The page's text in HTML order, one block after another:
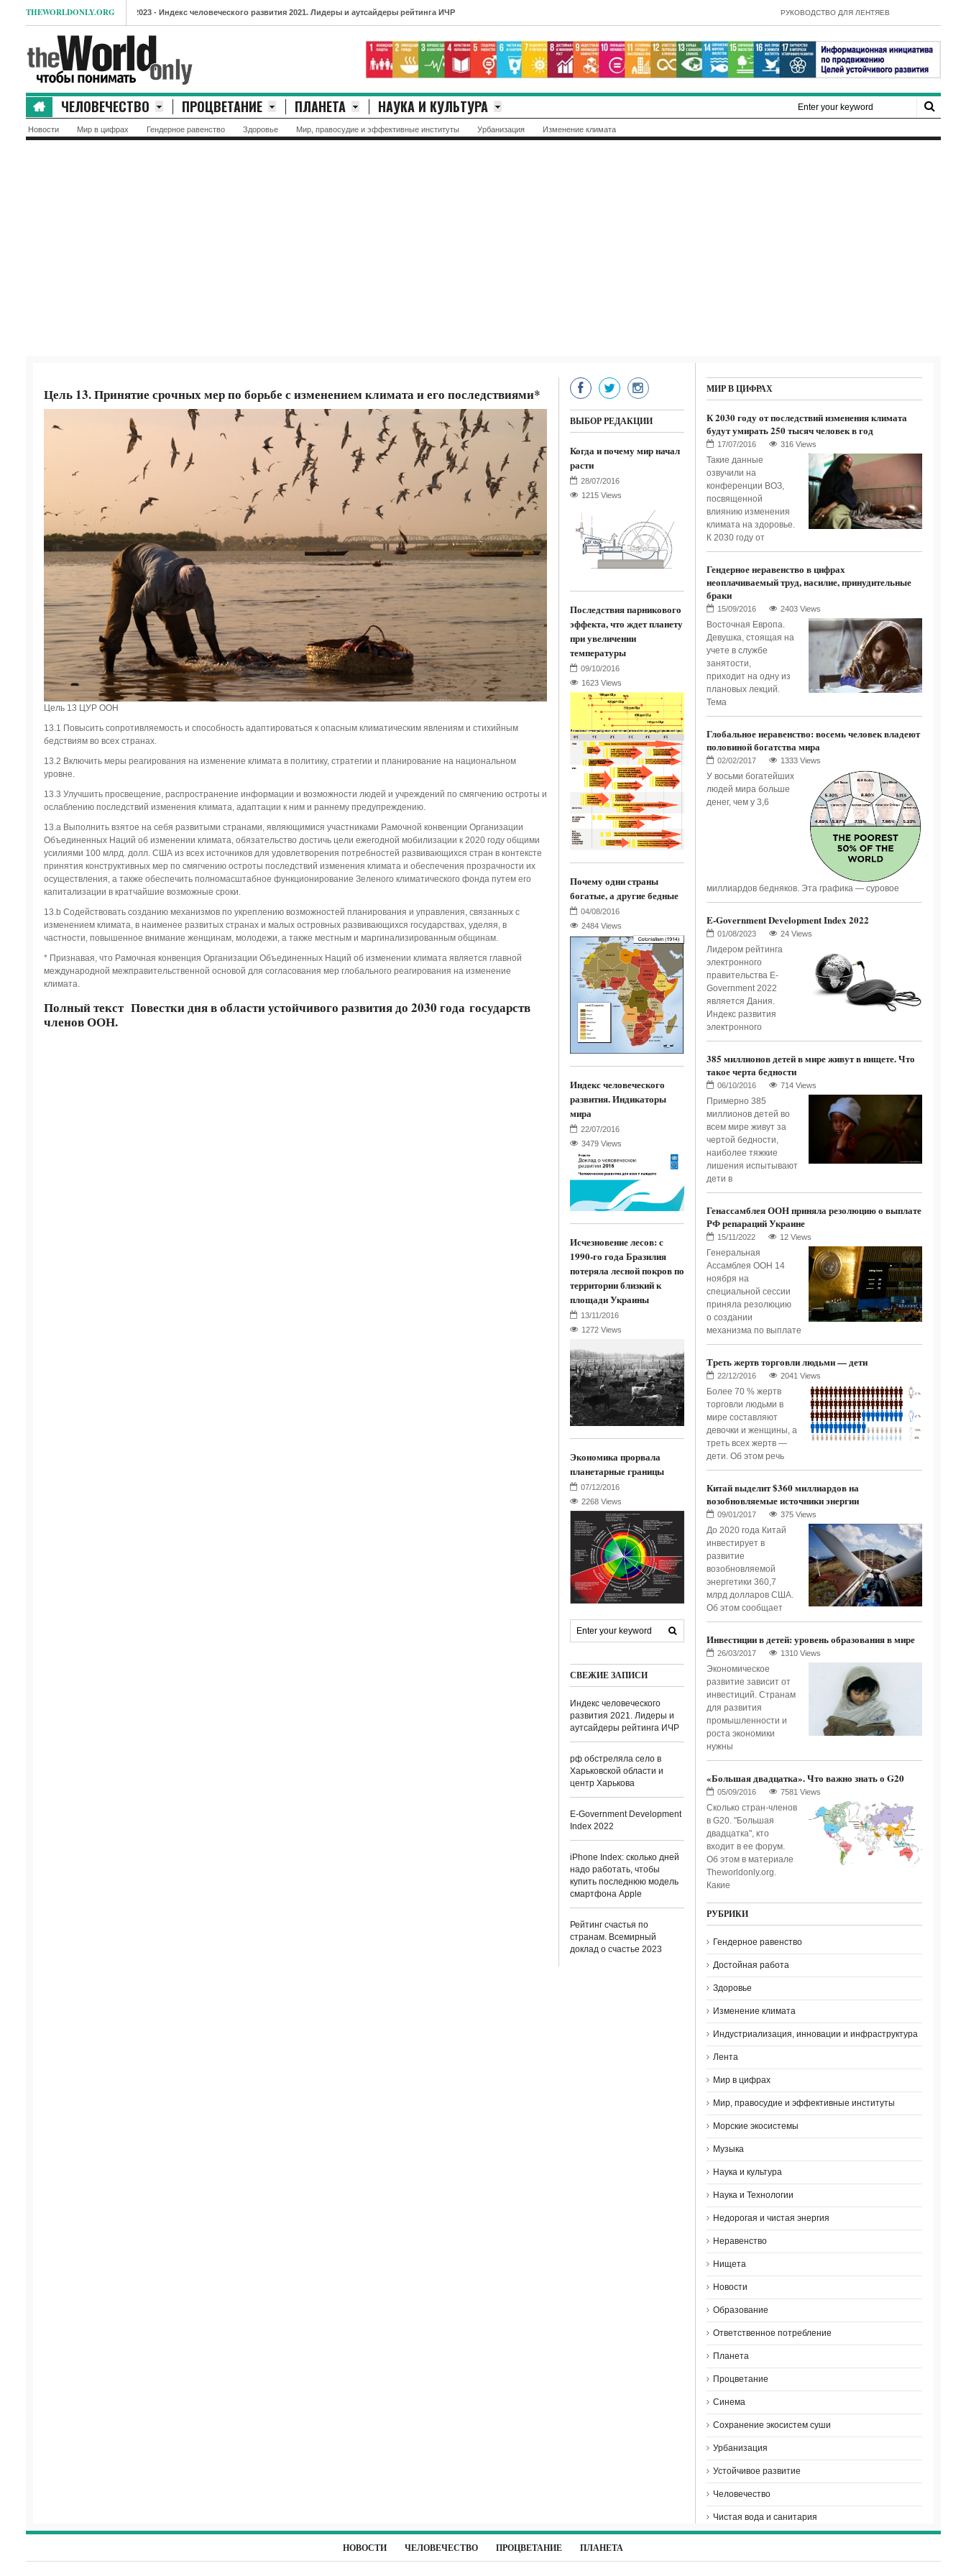
THEWORLDONLY.ORG- Индекс человеческого развития 2021. Лидеры и аутсайдеры рейтинга ИЧР - E-Government Development Index
РУКОВОДСТВО ДЛЯ ЛЕНТЯЕВ
ЧЕЛОВЕЧЕСТВО ПРОЦВЕТАНИЕ ПЛАНЕТА НАУКА И КУЛЬТУРА
Новости Мир в цифрах Гендерное равенство Здоровье Мир, правосудие и эффективные институты Урбанизация Изменение климата
Цель 13. Принятие срочных мер по борьбе с изменением климата и его последствиями*
Цель 13 ЦУР ООН
13.1 Повысить сопротивляемость и способность адаптироваться к опасным климатическим явлениям и стихийным
бедствиям во всех странах.
13.2 Включить меры реагирования на изменение климата в политику, стратегии и планирование на национальном
уровне.
13.3 Улучшить просвещение, распространение информации и возможности людей и учреждений по смягчению остроты и
ослаблению последствий изменения климата, адаптации к ним и раннему предупреждению.
13.а Выполнить взятое на себя развитыми странами, являющимися участниками Рамочной конвенции Организации
Объединенных Наций об изменении климата, обязательство достичь цели ежегодной мобилизации к 2020 году общими
усилиями 100 млрд. долл. США из всех источников для удовлетворения потребностей развивающихся стран в контексте
принятия конструктивных мер по смягчению остроты последствий изменения климата и обеспечения прозрачности их
осуществления, а также обеспечить полномасштабное функционирование Зеленого климатического фонда путем его
капитализации в кратчайшие возможные сроки.
13.b Содействовать созданию механизмов по укреплению возможностей планирования и управления, связанных с
изменением климата, в наименее развитых странах и малых островных развивающихся государствах, уделяя, в
частности, повышенное внимание женщинам, молодежи, а также местным и маргинализированным общинам.
* Признавая, что Рамочная конвенция Организации Объединенных Наций об изменении климата является главной
международной межправительственной основой для согласования мер глобального реагирования на изменение
климата.
Полный текст Повестки дня в области устойчивого развития до 2030 года государств
членов ООН.
ВЫБОР РЕДАКЦИИ
Когда и почему мир начал
расти
1215 Views
Последствия парникового
эффекта, что ждет планету
при увеличении
температуры
1623 Views
Почему одни страны
богатые, а другие бедные
2484 Views
Индекс человеческого
развития. Индикаторы
мира
3479 Views
Исчезновение лесов: с
1990-го года Бразилия
потеряла лесной покров по
территории близкий к
площади Украины
1272 Views
Экономика прорвала
планетарные границы
2268 Views
СВЕЖИЕ ЗАПИСИ
Индекс человеческого
развития 2021. Лидеры и
аутсайдеры рейтинга ИЧР
рф обстреляла село в
Харьковской области и
центр Харькова
E-Government Development
Index 2022
iPhone Index: сколько дней
надо работать, чтобы
купить последнюю модель
смартфона Apple
Рейтинг счастья по
странам. Всемирный
доклад о счастье 2023
МИР В ЦИФРАХ
К 2030 году от последствий изменения климата
будут умирать 250 тысяч человек в год
316 Views
Такие данные
озвучили на
конференции ВОЗ,
посвященной
влиянию изменения
климата на здоровье.
К 2030 году от
Гендерное неравенство в цифрах
неоплачиваемый труд, насилие, принудительные
браки
2403 Views
Восточная Европа.
Девушка, стоящая на
учете в службе
занятости,
приходит на одну из
плановых лекций.
Тема
Глобальное неравенство: восемь человек владеют
половиной богатства мира
1333 Views
У восьми богатейших
людей мира больше
денег, чем у 3,6
миллиардов бедняков. Эта графика — суровое
E-Government Development Index 2022
24 Views
Лидером рейтинга
электронного
правительства E-
Government 2022
является Дания.
Индекс развития
электронного
385 миллионов детей в мире живут в нищете. Что
такое черта бедности
714 Views
Примерно 385
миллионов детей во
всем мире живут за
чертой бедности,
наиболее тяжкие
лишения испытывают
дети в
Генассамблея ООН приняла резолюцию о выплате
РФ репараций Украине
12 Views
Генеральная
Ассамблея ООН 14
ноября на
специальной сессии
приняла резолюцию
о создании
механизма по выплате
Треть жертв торговли людьми — дети
2041 Views
Более 70 % жертв
торговли людьми в
мире составляют
девочки и женщины, а
треть всех жертв —
дети. Об этом речь
Китай выделит $360 миллиардов на
возобновляемые источники энергии
375 Views
До 2020 года Китай
инвестирует в
развитие
возобновляемой
энергетики 360,7
млрд долларов США.
Об этом сообщает
Инвестиции в детей: уровень образования в мире
1310 Views
Экономическое
развитие зависит от
инвестиций. Странам
для развития
промышленности и
роста экономики
нужны
«Большая двадцатка». Что важно знать о G20
7581 Views
Сколько стран-членов
в G20. "Большая
двадцатка", кто
входит в ее форум.
Об этом в материале
Theworldonly.org.
Какие
РУБРИКИ
Гендерное равенство
Достойная работа
Здоровье
Изменение климата
Индустриализация, инновации и инфраструктура
Лента
Мир в цифрах
Мир, правосудие и эффективные институты
Морские экосистемы
Музыка
Наука и культура
Наука и Технологии
Недорогая и чистая энергия
Неравенство
Нищета
Новости
Образование
Ответственное потребление
Планета
Процветание
Синема
Сохранение экосистем суши
Урбанизация
Устойчивое развитие
Человечество
Чистая вода и санитария
НОВОСТИ ЧЕЛОВЕЧЕСТВО ПРОЦВЕТАНИЕ ПЛАНЕТА